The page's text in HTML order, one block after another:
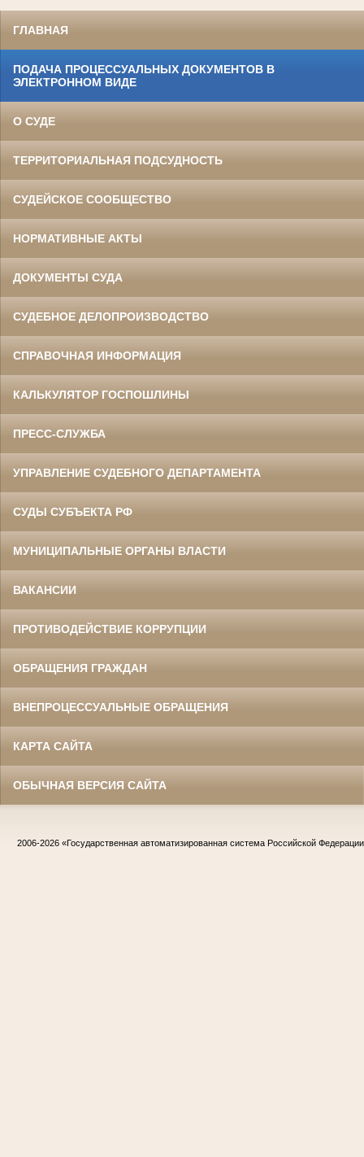
ГЛАВНАЯ
ПОДАЧА ПРОЦЕССУАЛЬНЫХ ДОКУМЕНТОВ В
ЭЛЕКТРОННОМ ВИДЕ
О СУДЕ
ТЕРРИТОРИАЛЬНАЯ ПОДСУДНОСТЬ
СУДЕЙСКОЕ СООБЩЕСТВО
НОРМАТИВНЫЕ АКТЫ
ДОКУМЕНТЫ СУДА
СУДЕБНОЕ ДЕЛОПРОИЗВОДСТВО
СПРАВОЧНАЯ ИНФОРМАЦИЯ
КАЛЬКУЛЯТОР ГОСПОШЛИНЫ
ПРЕСС-СЛУЖБА
УПРАВЛЕНИЕ СУДЕБНОГО ДЕПАРТАМЕНТА
СУДЫ СУБЪЕКТА РФ
МУНИЦИПАЛЬНЫЕ ОРГАНЫ ВЛАСТИ
ВАКАНСИИ
ПРОТИВОДЕЙСТВИЕ КОРРУПЦИИ
ОБРАЩЕНИЯ ГРАЖДАН
ВНЕПРОЦЕССУАЛЬНЫЕ ОБРАЩЕНИЯ
КАРТА САЙТА
ОБЫЧНАЯ ВЕРСИЯ САЙТА
2006-2026 «Государственная автоматизированная система Российской